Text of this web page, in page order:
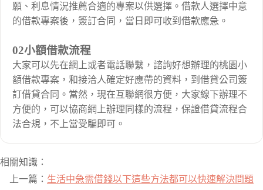
願、利息情況推薦合適的專案以供選擇。借款人選擇中意
的借款專案後，簽訂合同，當日即可收到借款應急。
02小額借款流程
大家可以先在網上或者電話聯繫，諮詢好想辦理的桃園小
額借款專案，和接洽人確定好應帶的資料，到借貸公司簽
訂借貸合同。當然，現在互聯網很方便，大家線下辦理不
方便的，可以協商網上辦理同樣的流程，保證借貸流程合
法合規，不上當受騙即可。
相關知識：
上一篇： 生活中急需借錢以下這些方法都可以快速解決問題